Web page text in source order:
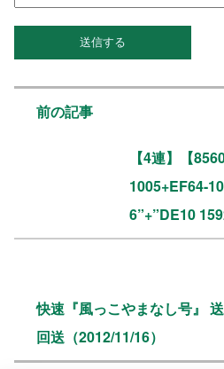
前の記事
【4連】【
1005+EF64-
6”+”DE10
快速『風っこやまなし号』
回送（2012/11/16）